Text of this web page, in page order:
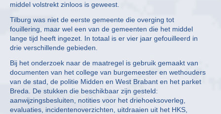
middel volstrekt zinloos is geweest.
Tilburg was niet de eerste gemeente die overging tot
fouillering, maar wel een van de gemeenten die het middel
lange tijd heeft ingezet. In totaal is er vier jaar gefouilleerd in
drie verschillende gebieden.
Bij het onderzoek naar de maatregel is gebruik gemaakt van
documenten van het college van burgemeester en wethouders
van de stad, de politie Midden en West Brabant en het parket
Breda. De stukken die beschikbaar zijn gesteld:
aanwijzingsbesluiten, notities voor het driehoeksoverleg,
evaluaties, incidentenoverzichten, uitdraaien uit het HKS,